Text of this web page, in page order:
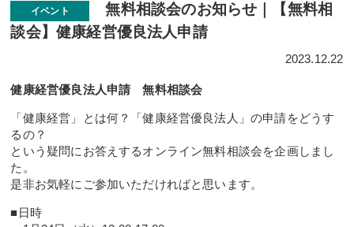
イベント
無料相談会のお知らせ｜【無料相
談会】健康経営優良法人申請
2023.12.22
健康経営優良法人申請 無料相談会
「健康経営」とは何？「健康経営優良法人」の申請をどうす
るの？
という疑問にお答えするオンライン無料相談会を企画しまし
た。
是非お気軽にご参加いただければと思います。
■日時